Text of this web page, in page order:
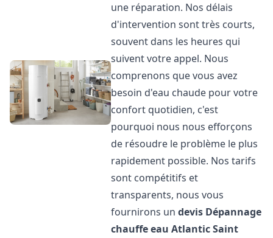
une réparation. Nos délais
d'intervention sont très courts,
souvent dans les heures qui
suivent votre appel. Nous
comprenons que vous avez
besoin d'eau chaude pour votre
confort quotidien, c'est
pourquoi nous nous efforçons
de résoudre le problème le plus
rapidement possible. Nos tarifs
sont compétitifs et
transparents, nous vous
fournirons undevis Dépannage
chauffe eau AtlanticSaint